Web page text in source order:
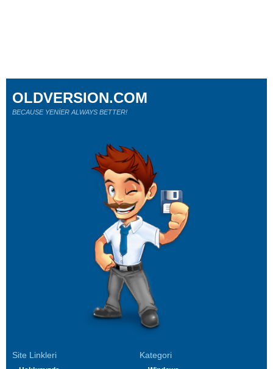
Site Linkleri Kategori
OLDVERSION.COM
BECAUSE YENİER ALWAYS BETTER!